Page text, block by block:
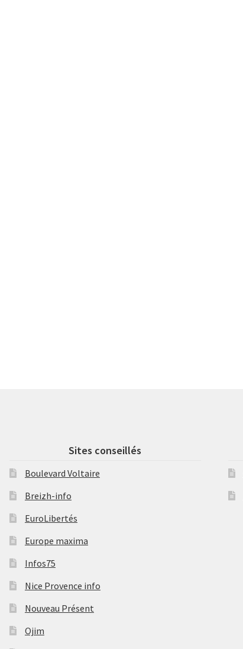
Sites conseillés
Boulevard Voltaire
Breizh-info
EuroLibertés
Europe maxima
Infos75
Nice Provence info
Nouveau Présent
Ojim